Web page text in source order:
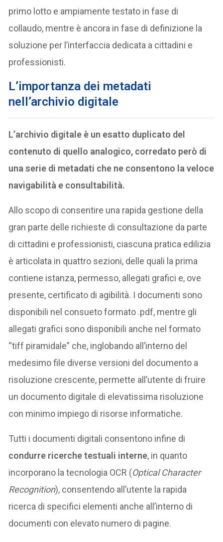
primo lotto e ampiamente testato in fase di
collaudo, mentre è ancora in fase di definizione la
soluzione per l’interfaccia dedicata a cittadini e
professionisti.
L’importanza dei metadati
nell’archivio digitale
L’archivio digitale è un esatto duplicato del
contenuto di quello analogico, corredato però di
una serie di metadati che ne consentono la veloce
navigabilità e consultabilità.
Allo scopo di consentire una rapida gestione della
gran parte delle richieste di consultazione da parte
di cittadini e professionisti, ciascuna pratica edilizia
è articolata in quattro sezioni, delle quali la prima
contiene istanza, permesso, allegati grafici e, ove
presente, certificato di agibilità. I documenti sono
disponibili nel consueto formato .pdf, mentre gli
allegati grafici sono disponibili anche nel formato
“tiff piramidale” che, inglobando all’interno del
medesimo file diverse versioni del documento a
risoluzione crescente, permette all’utente di fruire
un documento digitale di elevatissima risoluzione
con minimo impiego di risorse informatiche.
Tutti i documenti digitali consentono infine di
condurre ricerche testuali interne, in quanto
incorporano la tecnologia OCR (Optical Character
Recognition), consentendo all’utente la rapida
ricerca di specifici elementi anche all’interno di
documenti con elevato numero di pagine.